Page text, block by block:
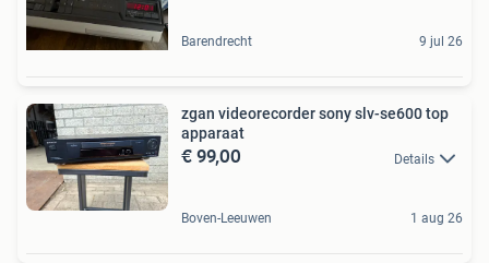
Barendrecht 9 jul 26
zgan videorecorder sony slv-se600 top
apparaat
€ 99,00 Details
Boven-Leeuwen 1 aug 26